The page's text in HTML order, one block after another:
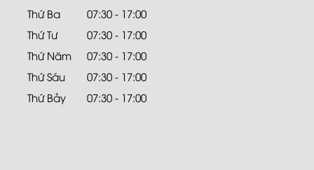
Thứ Ba
07:30 - 17:00
Thứ Tư
07:30 - 17:00
Thứ Năm
07:30 - 17:00
Thứ Sáu
07:30 - 17:00
Thứ Bảy
07:30 - 17:00